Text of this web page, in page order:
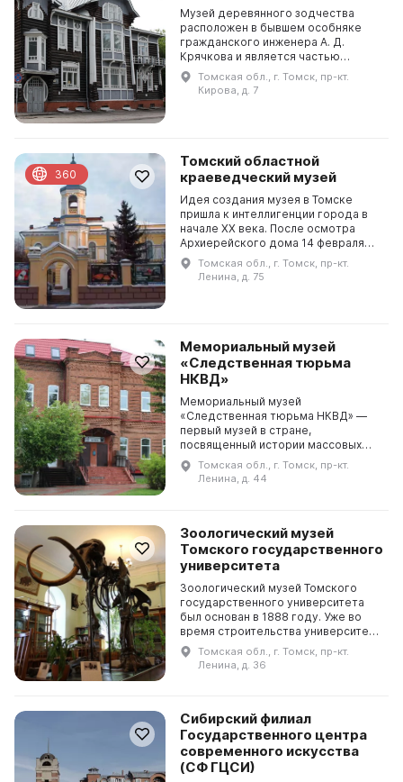
Музей деревянного зодчества
расположен в бывшем особняке
гражданского инженера А. Д.
Крячкова и является частью
Томского областного
художественного музея. Здание
музея представляет собой
Томская обл., г. Томск, пр-кт.
Кирова, д. 7
Томский областной
краеведческий музей
Идея создания музея в Томске
пришла к интеллигенции города в
начале ХХ века. После осмотра
Архиерейского дома 14 февраля
1920 г. было принято решение об
открытии в нем Музея старины и
революции. 18 ма...
Томская обл., г. Томск, пр-кт.
Ленина, д. 75
360
Мемориальный музей
«Следственная тюрьма
НКВД»
Мемориальный музей
«Следственная тюрьма НКВД» —
первый музей в стране,
посвященный истории массовых
репрессий в СССР, он был основан
в 1989 году. Музей расположен в
подвальном помещении здания, в
Томская обл., г. Томск, пр-кт.
Ленина, д. 44
Зоологический музей
Томского государственного
университета
Зоологический музей Томского
государственного университета
был основан в 1888 году. Уже во
время строительства университета
начали поступать в Томск
пожертвования в виде коллекций
птиц и млекопитающих...
Томская обл., г. Томск, пр-кт.
Ленина, д. 36
Сибирский филиал
Государственного центра
современного искусства
(СФ ГЦСИ)